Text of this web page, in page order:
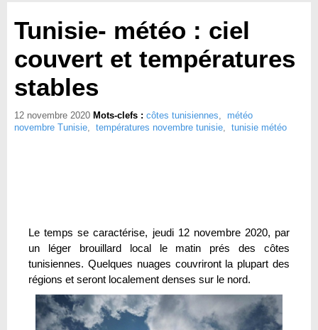
Tunisie- météo : ciel
couvert et températures
stables
12 novembre 2020 Mots-clefs : côtes tunisiennes, météo
novembre Tunisie, températures novembre tunisie, tunisie météo
Le temps se caractérise, jeudi 12 novembre 2020, par
un léger brouillard local le matin prés des côtes
tunisiennes. Quelques nuages couvriront la plupart des
régions et seront localement denses sur le nord.